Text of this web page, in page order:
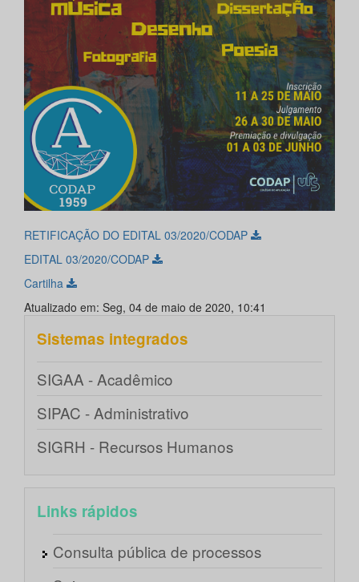
RETIFICAÇÃO DO EDITAL 03/2020/CODAP
EDITAL 03/2020/CODAP
Cartilha
Atualizado em: Seg, 04 de maio de 2020, 10:41
Sistemas integrados
SIGAA - Acadêmico
SIPAC - Administrativo
SIGRH - Recursos Humanos
Links rápidos
Consulta pública de processos